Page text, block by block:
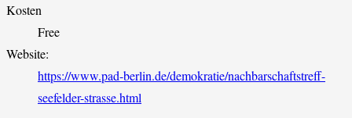
Kosten
Free
Website:
https://www.pad-berlin.de/demokratie/nachbarschaftstreff-
seefelder-strasse.html